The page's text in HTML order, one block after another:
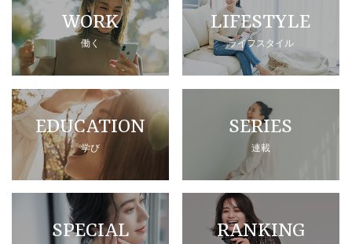
WORK
働く
LIFESTYLE
ライフスタイル
EDUCATION
学び
SERIES
連載
SPECIAL RANKING